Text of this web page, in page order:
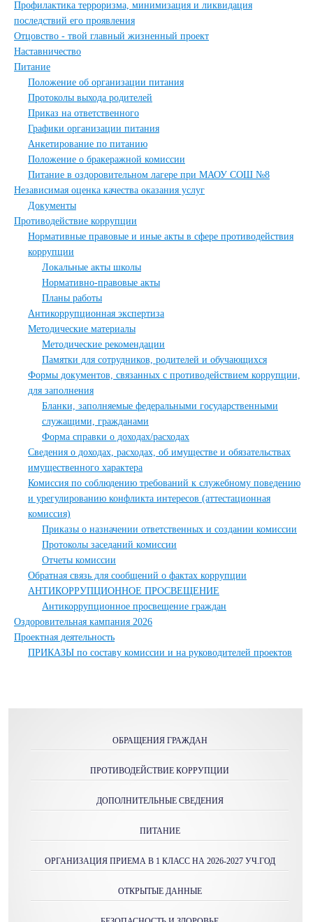
Профилактика терроризма, минимизация и ликвидация
последствий его проявления
Отцовство - твой главный жизненный проект
Наставничество
Питание
Положение об организации питания
Протоколы выхода родителей
Приказ на ответственного
Графики организации питания
Анкетирование по питанию
Положение о бракеражной комиссии
Питание в оздоровительном лагере при МАОУ СОШ №8
Независимая оценка качества оказания услуг
Документы
Противодействие коррупции
Нормативные правовые и иные акты в сфере противодействия
коррупции
Локальные акты школы
Нормативно-правовые акты
Планы работы
Антикоррупционная экспертиза
Методические материалы
Методические рекомендации
Памятки для сотрудников, родителей и обучающихся
Формы документов, связанных с противодействием коррупции,
для заполнения
Бланки, заполняемые федеральными государственными
служащими, гражданами
Форма справки о доходах/расходах
Сведения о доходах, расходах, об имуществе и обязательствах
имущественного характера
Комиссия по соблюдению требований к служебному поведению
и урегулированию конфликта интересов (аттестационная
комиссия)
Приказы о назначении ответственных и создании комиссии
Протоколы заседаний комиссии
Отчеты комиссии
Обратная связь для сообщений о фактах коррупции
АНТИКОРРУПЦИОННОЕ ПРОСВЕЩЕНИЕ
Антикоррупционное просвещение граждан
Оздоровительная кампания 2026
Проектная деятельность
ПРИКАЗЫ по составу комиссии и на руководителей проектов
ОБРАЩЕНИЯ ГРАЖДАН
ПРОТИВОДЕЙСТВИЕ КОРРУПЦИИ
ДОПОЛНИТЕЛЬНЫЕ СВЕДЕНИЯ
ПИТАНИЕ
ОРГАНИЗАЦИЯ ПРИЕМА В 1 КЛАСС НА 2026-2027 УЧ.ГОД
ОТКРЫТЫЕ ДАННЫЕ